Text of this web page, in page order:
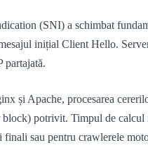
(SNI) a schimbat
inițial Client Hello.
partajată.
și Apache, procesarea
potrivit. Timpul de calcul
sau pentru crawlerele